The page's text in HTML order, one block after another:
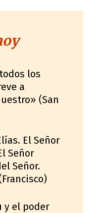
los
a
(San
El Señor
Señor
Señor.
y el poder